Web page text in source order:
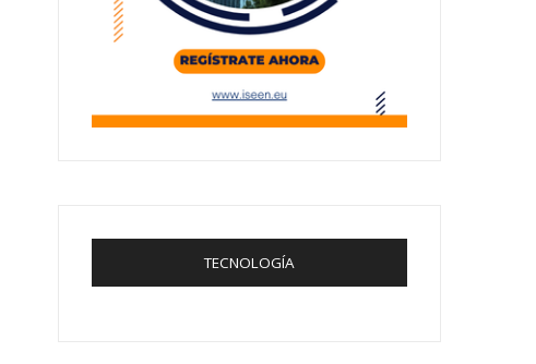
TECNOLOGÍA